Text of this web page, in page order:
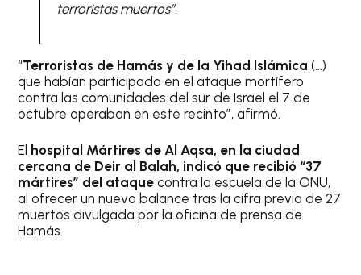
terroristas muertos”.
“Terroristas de Hamás y de la Yihad Islámica (…)
que habían participado en el ataque mortífero
contra las comunidades del sur de Israel el 7 de
octubre operaban en este recinto”, afirmó.
El hospital Mártires de Al Aqsa, en la ciudad
cercana de Deir al Balah, indicó que recibió “37
mártires” del ataquecontra la escuela de la ONU,
al ofrecer un nuevo balance tras la cifra previa de 27
muertos divulgada por la oficina de prensa de
Hamás.